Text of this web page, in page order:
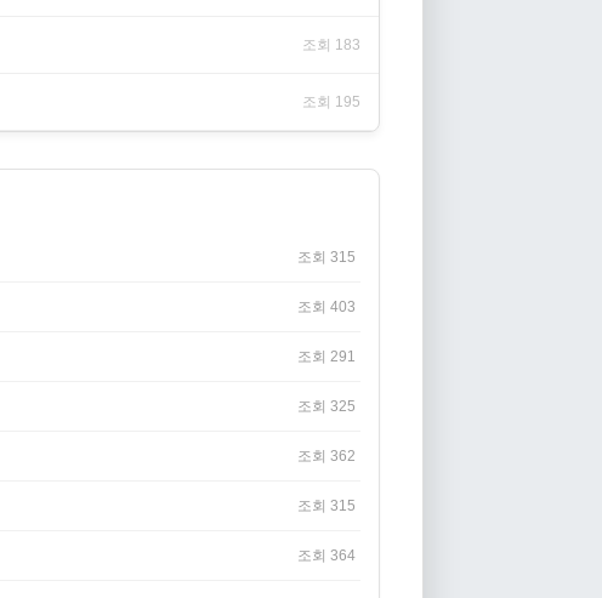
조회 183
조회 195
조회 315
조회 403
조회 291
조회 325
조회 362
조회 315
조회 364